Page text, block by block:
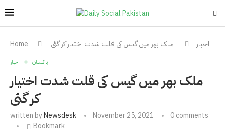
Home اخبار ملک بھر میں گیس کی قلت شدت اختیار کر گئی
اخبار پاکستان
ملک بھر میں گیس کی قلت شدت اختیار
کر گئی
written byNewsdesk November 25, 2021
0 comments
Bookmark